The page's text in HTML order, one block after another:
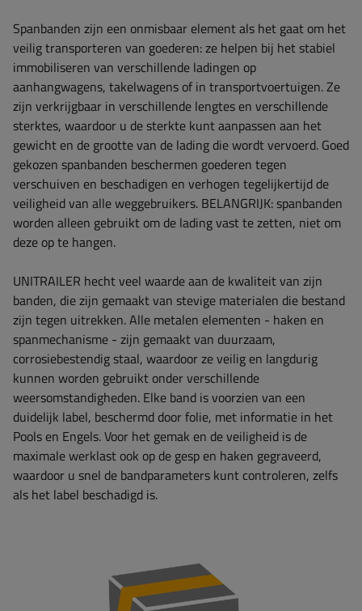
Spanbanden zijn een onmisbaar element als het gaat om het
veilig transporteren van goederen: ze helpen bij het stabiel
immobiliseren van verschillende ladingen op
aanhangwagens, takelwagens of in transportvoertuigen. Ze
zijn verkrijgbaar in verschillende lengtes en verschillende
sterktes, waardoor u de sterkte kunt aanpassen aan het
gewicht en de grootte van de lading die wordt vervoerd. Goed
gekozen spanbanden beschermen goederen tegen
verschuiven en beschadigen en verhogen tegelijkertijd de
veiligheid van alle weggebruikers. BELANGRIJK: spanbanden
worden alleen gebruikt om de lading vast te zetten, niet om
deze op te hangen.
UNITRAILER hecht veel waarde aan de kwaliteit van zijn
banden, die zijn gemaakt van stevige materialen die bestand
zijn tegen uitrekken. Alle metalen elementen - haken en
spanmechanisme - zijn gemaakt van duurzaam,
corrosiebestendig staal, waardoor ze veilig en langdurig
kunnen worden gebruikt onder verschillende
weersomstandigheden. Elke band is voorzien van een
duidelijk label, beschermd door folie, met informatie in het
Pools en Engels. Voor het gemak en de veiligheid is de
maximale werklast ook op de gesp en haken gegraveerd,
waardoor u snel de bandparameters kunt controleren, zelfs
als het label beschadigd is.